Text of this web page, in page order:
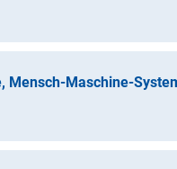
einer Technologie
Die Technologie
Variation nach
Mensch-Maschine-